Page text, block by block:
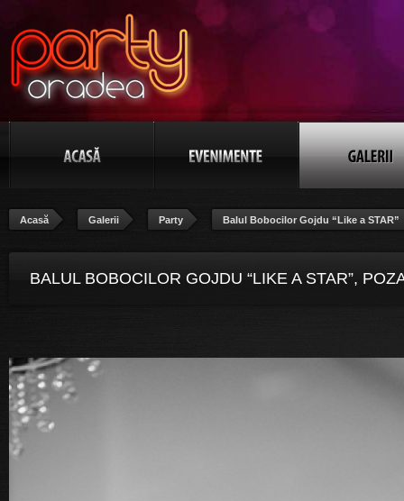
Acasă Galerii Party Balul Bobocilor Gojdu “Like a STAR”
BALUL BOBOCILOR GOJDU “LIKE A STAR”,